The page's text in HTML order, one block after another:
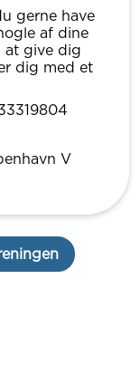
gerne have
af dine
at give dig
dig med et
V